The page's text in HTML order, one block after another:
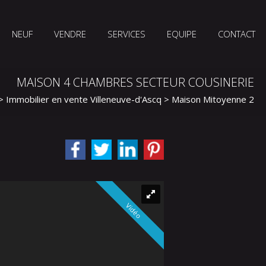
NEUF VENDRE SERVICES EQUIPE CONTACT
MAISON 4 CHAMBRES SECTEUR COUSINERIE
Immobilier en vente Villeneuve-d'Ascq > Maison Mitoyenne 2
Vidéo